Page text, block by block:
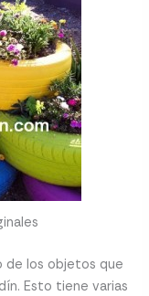
de los objetos que
Esto tiene varias